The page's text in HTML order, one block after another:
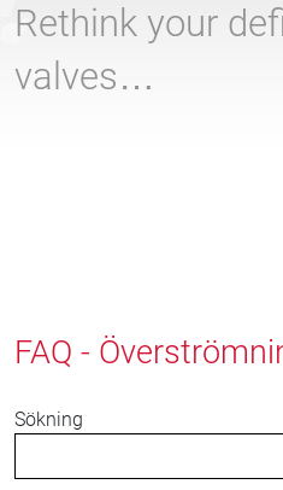
Rethink your
valves…
FAQ -
Sökning